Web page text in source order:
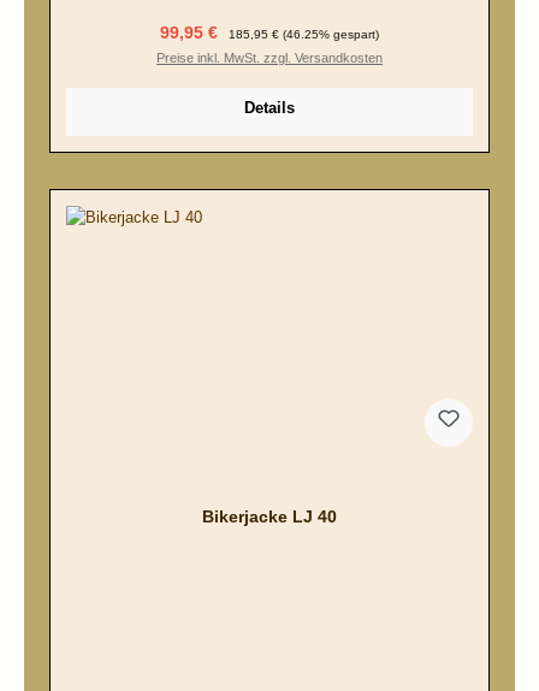
Verkaufspreis:
99,95 € Regulärer Preis:
185,95 € (46.25% gespart)
Preise inkl. MwSt. zzgl. Versandkosten
Details
Bikerjacke LJ 40